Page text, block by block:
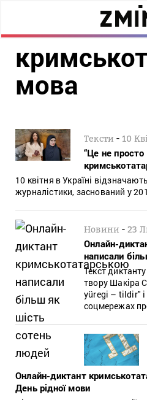
мова
Тексти -10
“Це не
10 квітня в Україні
журналістики, заснований у
Новини -23
Онлайн-
написали
Текст
твору Шакіра
yüregi – tildir" і
соцмережах
Онлайн-диктант
День рідної мови